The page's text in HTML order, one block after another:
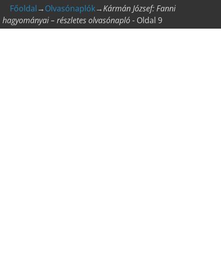
Főoldal→Olvasónaplók→Kármán József: Fanni
hagyományai – részletes olvasónapló- Oldal 9